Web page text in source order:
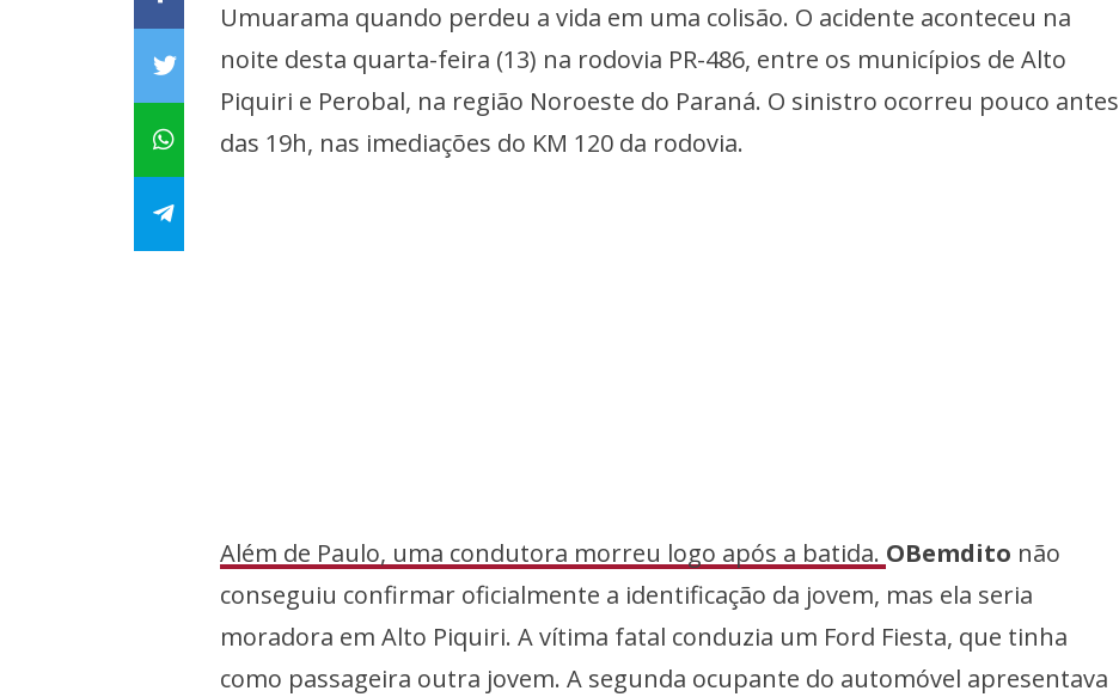
Umuarama quando perdeu a vida em uma colisão. O acidente aconteceu na
noite desta quarta-feira (13) na rodovia PR-486, entre os municípios de Alto
Piquiri e Perobal, na região Noroeste do Paraná. O sinistro ocorreu pouco antes
das 19h, nas imediações do KM 120 da rodovia.
Além de Paulo, uma condutora morreu logo após a batida. OBemdito não
conseguiu confirmar oficialmente a identificação da jovem, mas ela seria
moradora em Alto Piquiri. A vítima fatal conduzia um Ford Fiesta, que tinha
como passageira outra jovem. A segunda ocupante do automóvel apresentava